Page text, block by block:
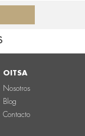
OITSA
Nosotros
Blog
Contacto